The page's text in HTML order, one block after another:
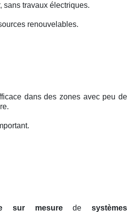
sans travaux électriques.
renouvelables.
dans des zones avec peu de
sur mesuredesystèmes